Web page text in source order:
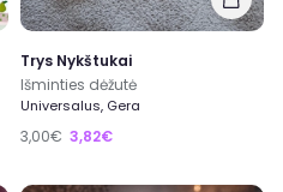
Trys Nykštukai
Išminties dėžutė
Universalus, Gera
3,00€ 3,82€